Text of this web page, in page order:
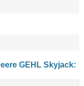
GEHL Skyjack: